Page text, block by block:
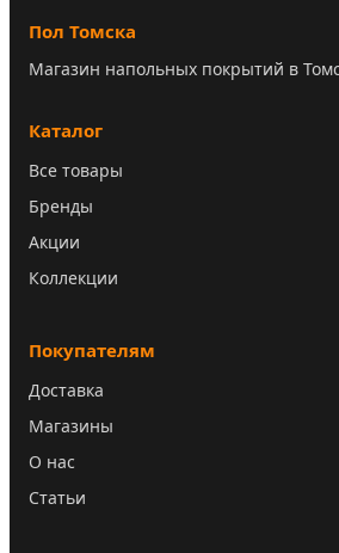
Пол Томска
Магазин напольных покрытий в
Каталог
Все товары
Бренды
Акции
Коллекции
Покупателям
Доставка
Магазины
О нас
Статьи